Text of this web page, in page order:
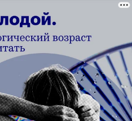
какие налоги